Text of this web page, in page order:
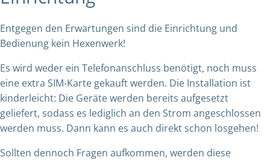
Entgegen den Erwartungen sind die Einrichtung und
Bedienung kein Hexenwerk!
Es wird weder ein Telefonanschluss benötigt, noch muss
eine extra SIM-Karte gekauft werden. Die Installation ist
kinderleicht: Die Geräte werden bereits aufgesetzt
geliefert, sodass es lediglich an den Strom angeschlossen
werden muss. Dann kann es auch direkt schon losgehen!
Sollten dennoch Fragen aufkommen, werden diese